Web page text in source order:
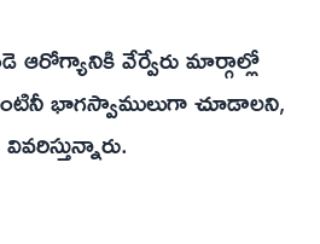
ఆరోగ్యానికి వేర్వేరు మార్గాల్లో
భాగస్వాములుగా చూడాలని,